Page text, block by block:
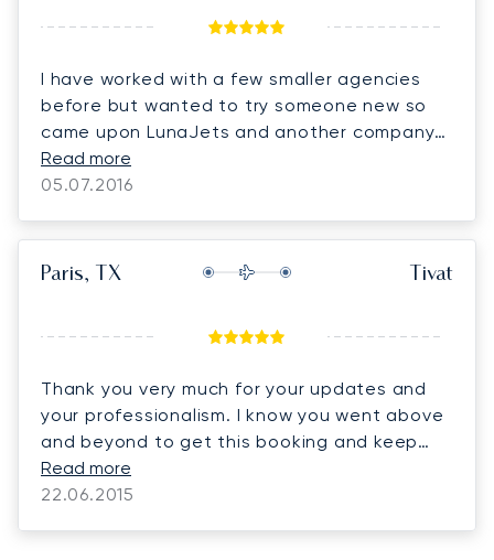
I have worked with a few smaller agencies
before but wanted to try someone new so
came upon LunaJets and another company
this time, but i am obviously extremely happy
not only with your prices but your service as
in the future!
Read more
05.07.2016
Paris, TX Tivat
Thank you very much for your updates and
your professionalism. I know you went above
and beyond to get this booking and keep
these clients happy and it sounds like it was
a success.
Read more
22.06.2015